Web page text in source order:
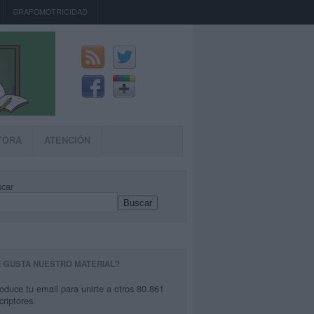
GRAFOMOTRICIDAD
ATENCIÓN
Buscar
GUSTA NUESTRO MATERIAL?
tu email para unirte a otros 80.861